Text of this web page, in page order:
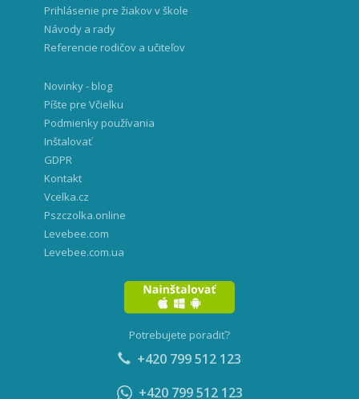
Prihlásenie pre žiakov v škole
Návody a rady
Referencie rodičov a učiteľov
Novinky - blog
Píšte pre Včielku
Podmienky používania
Inštalovať
GDPR
Kontakt
Vcelka.cz
Pszczolka.online
Levebee.com
Levebee.com.ua
Potrebujete poradiť?
+420 799 512 123
+420 799 512 123